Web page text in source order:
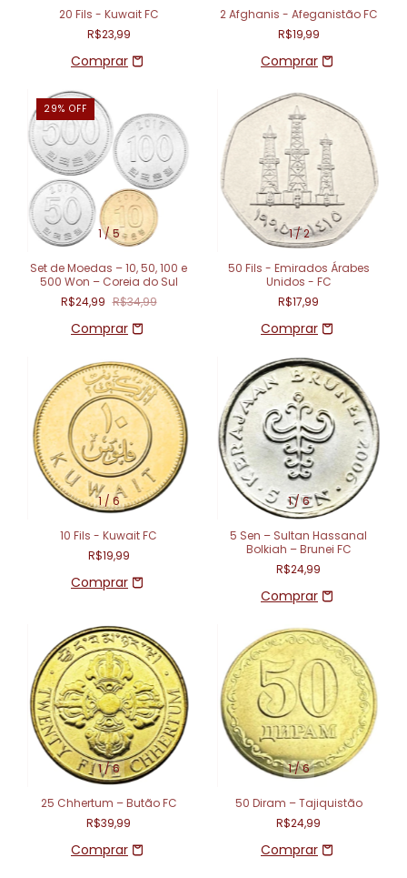
20 Fils - Kuwait FC
R$23,99
2 Afghanis - Afeganistão FC
R$19,99
1/5
29% OFF
Set de Moedas – 10, 50, 100 e
500 Won – Coreia do Sul
R$24,99 R$34,99
1/2
50 Fils - Emirados Árabes
Unidos - FC
R$17,99
1/6
10 Fils - Kuwait FC
R$19,99
1/6
5 Sen – Sultan Hassanal
Bolkiah – Brunei FC
R$24,99
1/6
25 Chhertum – Butão FC
R$39,99
1/6
50 Diram – Tajiquistão
R$24,99